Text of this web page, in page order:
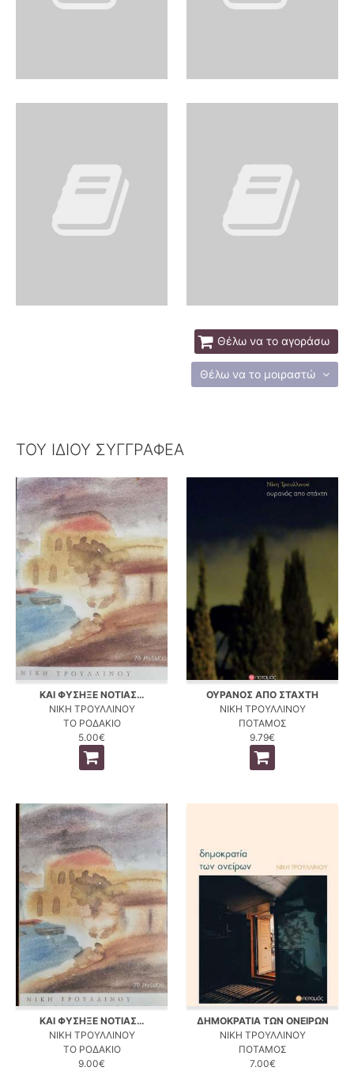
Θέλω να το αγοράσω
Θέλω να το μοιραστώ
ΤΟΥ ΙΔΙΟΥ ΣΥΓΓΡΑΦΕΑ
ΚΑΙ ΦΥΣΗΞΕ ΝΟΤΙΑΣ…
ΝΙΚΗ ΤΡΟΥΛΛΙΝΟΥ
ΤΟ ΡΟΔΑΚΙΟ
5.00€
ΟΥΡΑΝΟΣ ΑΠΟ ΣΤΑΧΤΗ
ΝΙΚΗ ΤΡΟΥΛΛΙΝΟΥ
ΠΟΤΑΜΟΣ
9.79€
ΚΑΙ ΦΥΣΗΞΕ ΝΟΤΙΑΣ…
ΝΙΚΗ ΤΡΟΥΛΛΙΝΟΥ
ΤΟ ΡΟΔΑΚΙΟ
9.00€
ΔΗΜΟΚΡΑΤΙΑ ΤΩΝ ΟΝΕΙΡΩΝ
ΝΙΚΗ ΤΡΟΥΛΛΙΝΟΥ
ΠΟΤΑΜΟΣ
7.00€